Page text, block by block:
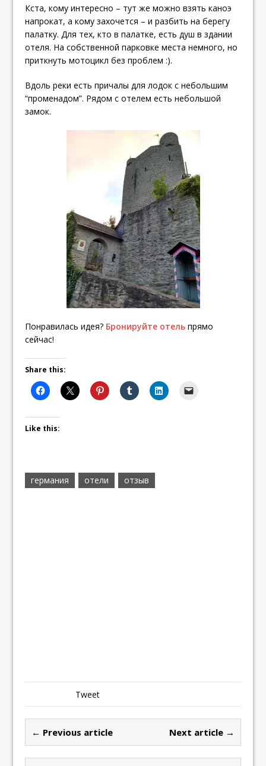
Кста, кому интересно – тут же можно взять каноэ
напрокат, а кому захочется – и разбить на берегу
палатку. Для тех, кто в палатке, есть душ в здании
отеля. На собственной парковке места немного, но
приткнуть мотоцикл без проблем :).
Вдоль реки есть причалы для лодок с небольшим
“променадом”. Рядом с отелем есть небольшой
замок.
Понравилась идея? Бронируйте отель прямо
сейчас!
Share this:
Like this:
германия отели отзыв
Tweet
← Previous article Next article →